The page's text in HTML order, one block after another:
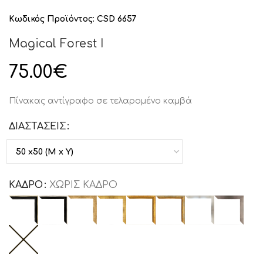
Κωδικός Προϊόντος: CSD 6657
Magical Forest I
75.00€
Πίνακας αντίγραφο σε τελαρομένο καμβά
ΔΙΑΣΤΑΣΕΙΣ
ΚΑΔΡΟ ΧΩΡΙΣ ΚΑΔΡΟ